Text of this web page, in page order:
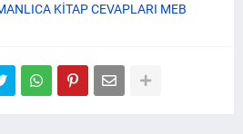
KİTAP CEVAPLARI MEB